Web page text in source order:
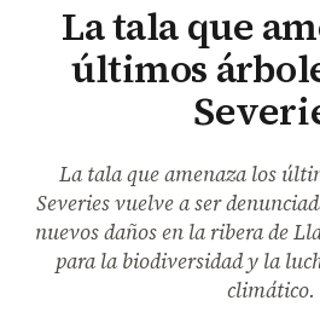
La tala que
últimos
La tala que amenaza los
Severies vuelve a ser
nuevos daños en la ribera de
para la biodiversidad y la
climático.